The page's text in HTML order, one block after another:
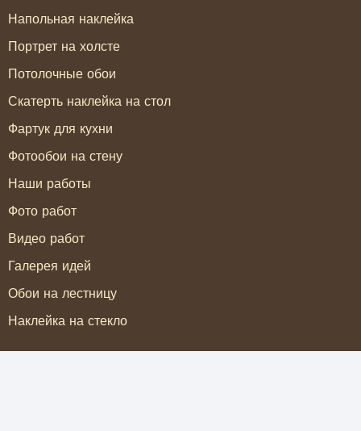
Напольная наклейка
Портрет на холсте
Потолочные обои
Скатерть наклейка на стол
Фартук для кухни
Фотообои на стену
Наши работы
Фото работ
Видео работ
Галерея идей
Обои на лестницу
Наклейка на стекло